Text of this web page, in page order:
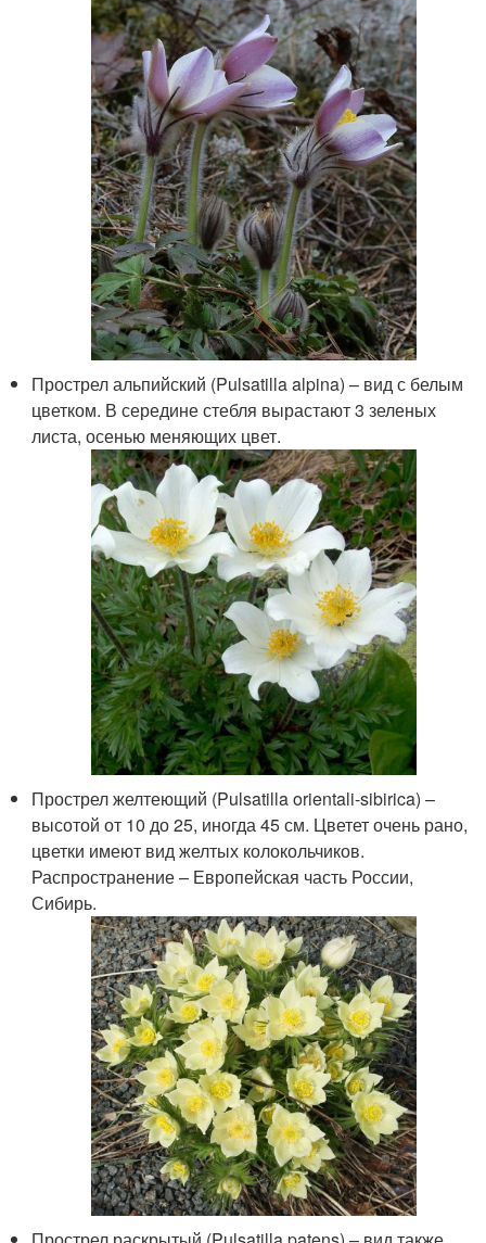
Прострел альпийский (Pulsatilla alpina) – вид с белым
цветком. В середине стебля вырастают 3 зеленых
листа, осенью меняющих цвет.
Прострел желтеющий (Pulsatilla orientali-sibirica) –
высотой от 10 до 25, иногда 45 см. Цветет очень рано,
цветки имеют вид желтых колокольчиков.
Распространение – Европейская часть России,
Сибирь.